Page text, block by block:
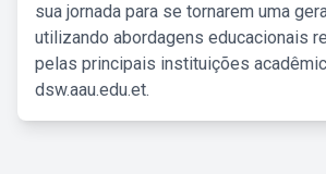
sua jornada para se tornarem uma
utilizando abordagens educacionais
pelas principais instituições
dsw.aau.edu.et.